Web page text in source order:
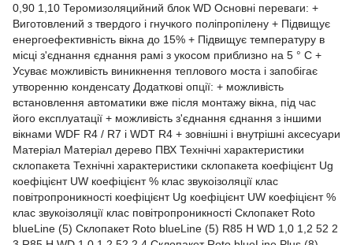
0,90 1,10 Теромизоляцийний блок WD Основні переваги: +
Виготовлений з твердого і гнучкого поліпропілену + Підвищує
енергоефективність вікна до 15% + Підвищує температуру в
місці з'єднання єднання рамі з укосом приблизно на 5 ° C +
Усуває можливість виникнення теплового моста і запобігає
утворенню конденсату Додаткові опції: + можливість
встановлення автоматики вже після монтажу вікна, під час
його експлуатації + можливість з'єднання єднання з іншими
вікнами WDF R4 / R7 i WDT R4 + зовнішні і внутрішні аксесуари
Матеріал Матеріал дерево ПВХ Технічні характеристики
склопакета Технічні характеристики склопакета коефіцієнт Ug
коефіцієнт UW коефіцієнт % клас звукоізоляції клас
повітропроникності коефіцієнт Ug коефіцієнт UW коефіцієнт %
клас звукоізоляції клас повітропроникності Склопакет Roto
blueLine (5) Склопакет Roto blueLine (5) R85 H WD 1,0 1,2 52 2